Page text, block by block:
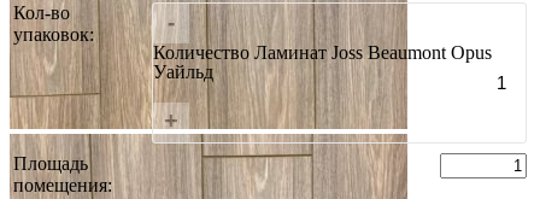
Кол-во
упаковок:
-
Количество Ламинат Joss Beaumont Opus
Уайльд
+
Площадь
помещения: